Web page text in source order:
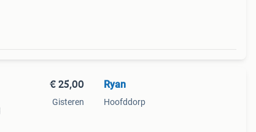
€ 25,00
Gisteren
Ryan
Hoofddorp